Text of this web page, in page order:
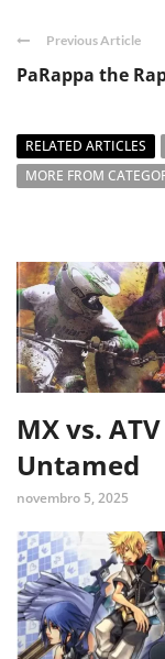
Previous Article
PaRappa the
RELATED ARTICLES
MORE FROM
MX vs. ATV
Untamed
novembro 5, 2025